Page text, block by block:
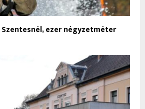
ezer négyzetméter